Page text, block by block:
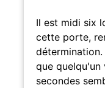
Il est midi six
cette porte,
que quelqu'un
secondes